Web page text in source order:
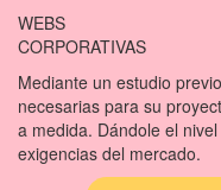
WEBS
CORPORATIVAS
Mediante un estudio
necesarias para su
a medida. Dándole el
exigencias del mercado.